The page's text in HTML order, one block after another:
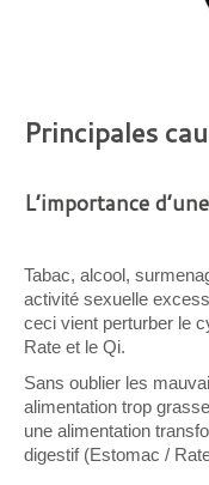
Principales
L’importance
Tabac, alcool,
activité sexuelle
ceci vient perturber le
Rate et le Qi.
Sans oublier les
alimentation trop
une alimentation
digestif (Estomac /